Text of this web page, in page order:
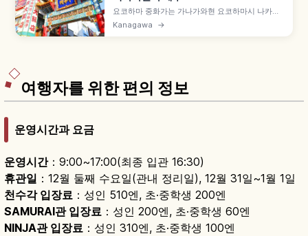
요코하마 중화가는 가나가와현 요코하마시 나카구
의 일본 최대급 차이나타운으로, 500m 사방에
600곳 이상 음식점·상점이 늘어섭니다. 1859년 개
Kanagawa →
여행자를 위한 편의 정보
운영시간과 요금
운영시간：9:00~17:00(최종 입관 16:30)
휴관일 ：12월 둘째 수요일(관내 정리일), 12월 31일~1월 1일
천수각 입장료 ：성인 510엔, 초·중학생 200엔
SAMURAI관 입장료 ：성인 200엔, 초·중학생 60엔
NINJA관 입장료 ：성인 310엔, 초·중학생 100엔